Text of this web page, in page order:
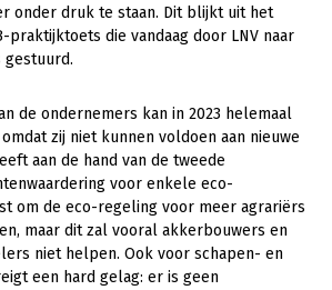
planten en zomerbloemen
onder druk te staan. Dit blijkt uit het
praktijktoets die vandaag door LNV naar
gestuurd.
de ondernemers kan in 2023 helemaal
zij niet kunnen voldoen aan nieuwe
aan de hand van de tweede
voor enkele eco-
om de eco-regeling voor meer agrariërs
maar dit zal vooral akkerbouwers en
niet helpen. Ook voor schapen- en
een hard gelag: er is geen